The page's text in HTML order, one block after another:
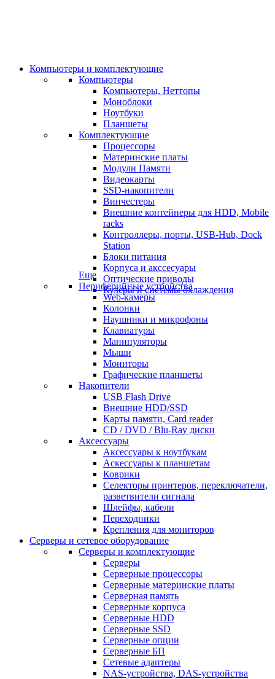
Компьютеры и комплектующие
Компьютеры
Компьютеры, Неттопы
Моноблоки
Ноутбуки
Планшеты
Комплектующие
Процессоры
Материнские платы
Модули Памяти
Видеокарты
SSD-накопители
Винчестеры
Внешние контейнеры для HDD, Mobile
racks
Контроллеры, порты, USB-Hub, Dock
Station
Блоки питания
Корпуса и акссесуары
Оптические приводы
Кулеры и системы охлаждения
Еще
Периферийные устройства
Web-камеры
Колонки
Наушники и микрофоны
Клавиатуры
Манипуляторы
Мыши
Мониторы
Графические планшеты
Накопители
USB Flash Drive
Внешние HDD/SSD
Карты памяти, Card reader
CD / DVD / Blu-Ray диски
Аксессуары
Аксессуары к ноутбукам
Аскессуары к планшетам
Коврики
Селекторы принтеров, переключатели,
разветвители сигнала
Шлейфы, кабели
Переходники
Крепления для мониторов
Серверы и сетевое оборудование
Серверы и комплектующие
Серверы
Серверные процессоры
Серверные материнские платы
Серверная память
Серверные корпуса
Серверные HDD
Серверные SSD
Серверные опции
Серверные БП
Сетевые адаптеры
NAS-устройства, DAS-устройства